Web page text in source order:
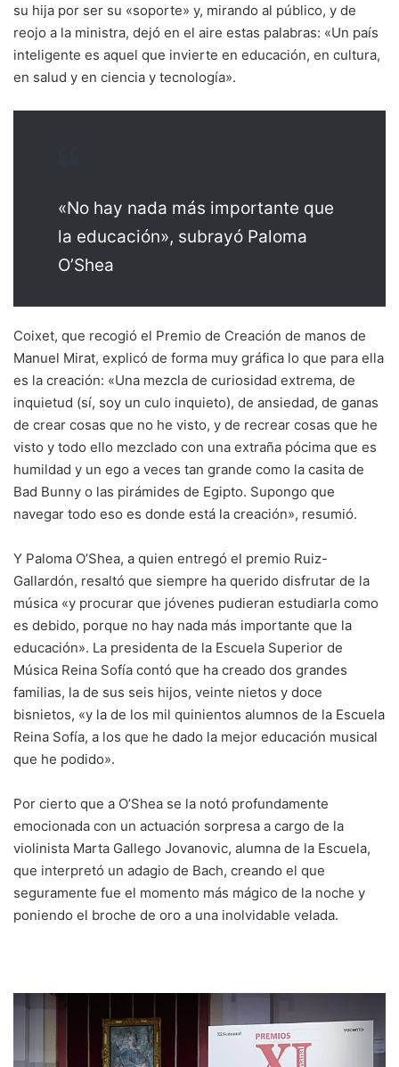
su hija por ser su «soporte» y, mirando al público, y de
reojo a la ministra, dejó en el aire estas palabras: «Un país
inteligente es aquel que invierte en educación, en cultura,
en salud y en ciencia y tecnología».
«No hay nada más importante que
la educación», subrayó Paloma
O’Shea
Coixet, que recogió el Premio de Creación de manos de
Manuel Mirat, explicó de forma muy gráfica lo que para ella
es la creación: «Una mezcla de curiosidad extrema, de
inquietud (sí, soy un culo inquieto), de ansiedad, de ganas
de crear cosas que no he visto, y de recrear cosas que he
visto y todo ello mezclado con una extraña pócima que es
humildad y un ego a veces tan grande como la casita de
Bad Bunny o las pirámides de Egipto. Supongo que
navegar todo eso es donde está la creación», resumió.
Y Paloma O’Shea, a quien entregó el premio Ruiz-
Gallardón, resaltó que siempre ha querido disfrutar de la
música «y procurar que jóvenes pudieran estudiarla como
es debido, porque no hay nada más importante que la
educación». La presidenta de la Escuela Superior de
Música Reina Sofía contó que ha creado dos grandes
familias, la de sus seis hijos, veinte nietos y doce
bisnietos, «y la de los mil quinientos alumnos de la Escuela
Reina Sofía, a los que he dado la mejor educación musical
que he podido».
Por cierto que a O’Shea se la notó profundamente
emocionada con un actuación sorpresa a cargo de la
violinista Marta Gallego Jovanovic, alumna de la Escuela,
que interpretó un adagio de Bach, creando el que
seguramente fue el momento más mágico de la noche y
poniendo el broche de oro a una inolvidable velada.